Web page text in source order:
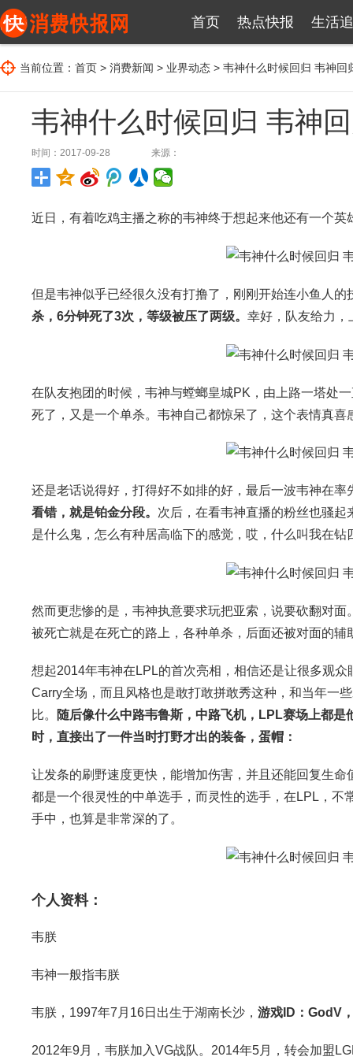
首页 热点快报 生活
当前位置： 首页 > 消费新闻 > 业界动态 > 韦神什么时候回归 韦神回
韦神什么时候回归 韦神
时间：2017-09-28 来源：
近日，有着吃鸡主播之称的韦神终于想起来他还有一个
但是韦神似乎已经很久没有打撸了，刚刚开始连小鱼人的
杀，6分钟死了3次，等级被压了两级。 幸好，队友给力，
在队友抱团的时候，韦神与螳螂皇城PK，由上路一塔处
死了，又是一个单杀。韦神自己都惊呆了，这个表情真喜
还是老话说得好，打得好不如排的好，最后一波韦神在
看错，就是铂金分段。 次后，在看韦神直播的粉丝也骚
是什么鬼，怎么有种居高临下的感觉，哎，什么叫我在
然而更悲惨的是，韦神执意要求玩把亚索，说要砍翻对面
被死亡就是在死亡的路上，各种单杀，后面还被对面的辅
想起2014年韦神在LPL的首次亮相，相信还是让很多观
Carry全场，而且风格也是敢打敢拼敢秀这种，和当年一
比。
随后像什么中路韦鲁斯，中路飞机，LPL赛场上都
时，直接出了一件当时打野才出的装备，蛋帽：
让发条的刷野速度更快，能增加伤害，并且还能回复生
都是一个很灵性的中单选手，而灵性的选手，在LPL，
手中，也算是非常深的了。
个人资料：
韦朕
韦神一般指韦朕
韦朕，1997年7月16日出生于湖南长沙， 游戏ID：GodV
2012年9月，韦朕加入VG战队。2014年5月，转会加盟